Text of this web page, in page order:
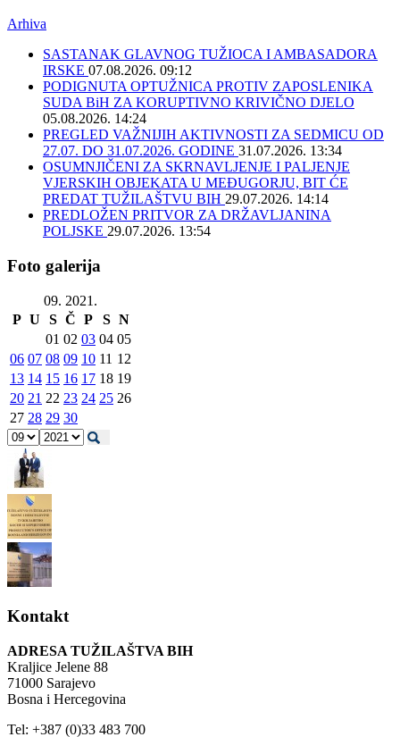
Arhiva
SASTANAK GLAVNOG TUŽIOCA I AMBASADORA
IRSKE 07.08.2026. 09:12
PODIGNUTA OPTUŽNICA PROTIV ZAPOSLENIKA
SUDA BiH ZA KORUPTIVNO KRIVIČNO DJELO
05.08.2026. 14:24
PREGLED VAŽNIJIH AKTIVNOSTI ZA SEDMICU OD
27.07. DO 31.07.2026. GODINE 31.07.2026. 13:34
OSUMNJIČENI ZA SKRNAVLJENJE I PALJENJE
VJERSKIH OBJEKATA U MEĐUGORJU, BIT ĆE
PREDAT TUŽILAŠTVU BIH 29.07.2026. 14:14
PREDLOŽEN PRITVOR ZA DRŽAVLJANINA
POLJSKE 29.07.2026. 13:54
Foto galerija
09. 2021.
P U S Č P S N
01 02 03 04 05
06 07 08 09 10 11 12
13 14 15 16 17 18 19
20 21 22 23 24 25 26
27 28 29 30
Kontakt
ADRESA TUŽILAŠTVA BIH
Kraljice Jelene 88
71000 Sarajevo
Bosna i Hercegovina
Tel: +387 (0)33 483 700